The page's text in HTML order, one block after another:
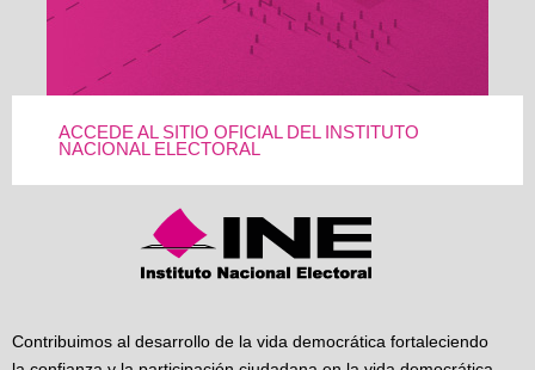
ACCEDE AL SITIO OFICIAL DEL INSTITUTO
NACIONAL ELECTORAL
Contribuimos al desarrollo de la vida democrática fortaleciendo